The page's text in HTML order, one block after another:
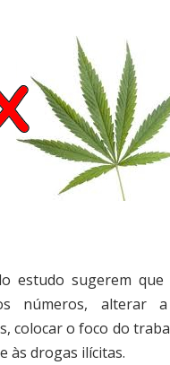
estudo sugerem
números, alterar
colocar o foco do
às drogas ilícitas.